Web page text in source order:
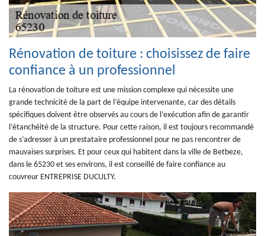
Rénovation de toiture : choisissez de faire
confiance à un professionnel
La rénovation de toiture est une mission complexe qui nécessite une
grande technicité de la part de l’équipe intervenante, car des détails
spécifiques doivent être observés au cours de l’exécution afin de garantir
l’étanchéité de la structure. Pour cette raison, il est toujours recommandé
de s’adresser à un prestataire professionnel pour ne pas rencontrer de
mauvaises surprises. Et pour ceux qui habitent dans la ville de Betbeze,
dans le 65230 et ses environs, il est conseillé de faire confiance au
couvreur ENTREPRISE DUCULTY.